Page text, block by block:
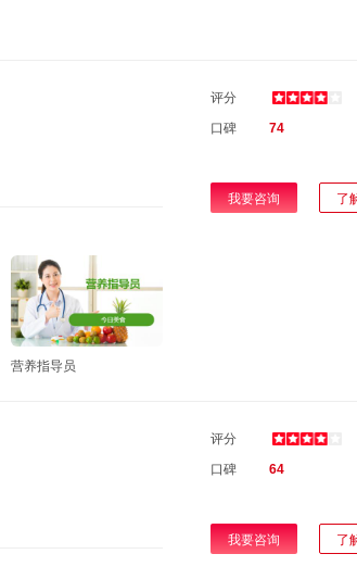
营养指导员
评分
口碑
74
我要咨询 了
评分
口碑
64
我要咨询 了